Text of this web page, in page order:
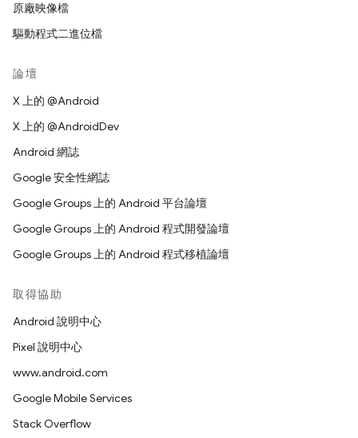
原廠映像檔
驅動程式二進位檔
論壇
X 上的 @Android
X 上的 @AndroidDev
Android 網誌
Google 安全性網誌
Google Groups 上的 Android 平台論壇
Google Groups 上的 Android 程式開發論壇
Google Groups 上的 Android 程式移植論壇
取得協助
Android 說明中心
Pixel 說明中心
www.android.com
Google Mobile Services
Stack Overflow